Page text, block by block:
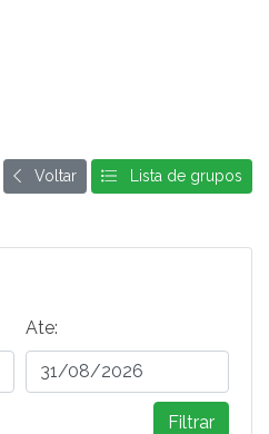
Voltar Lista de grupos
Ate:
Filtrar